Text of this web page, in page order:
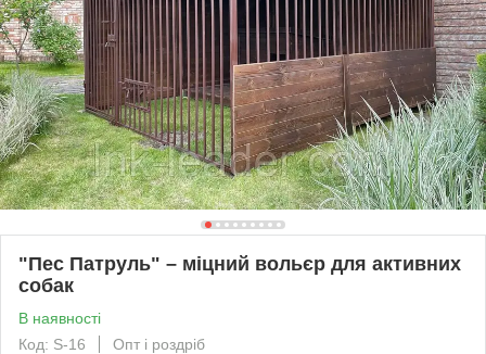
"Пес Патруль" – міцний вольєр для активних
собак
В наявності
Код: S-16
Опт і роздріб